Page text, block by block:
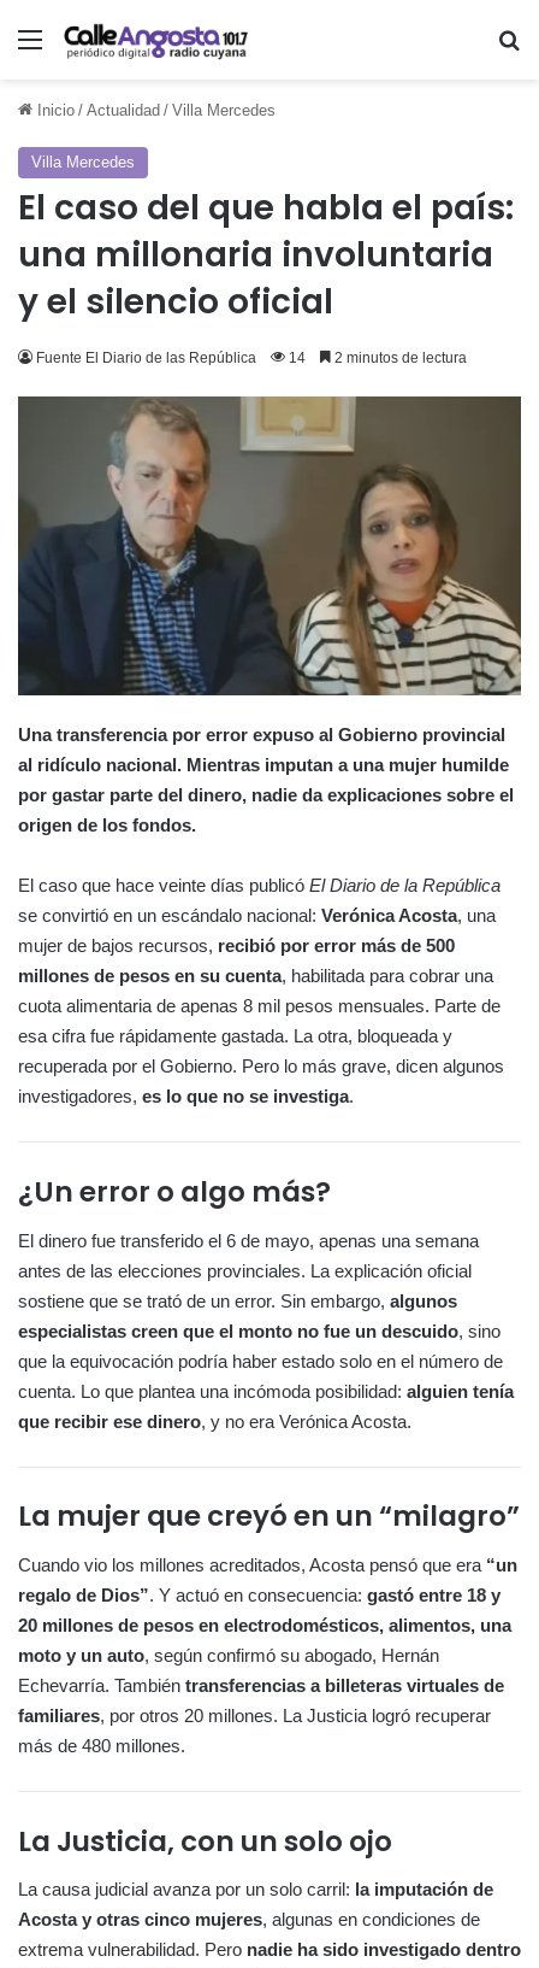
Menú
Inicio / Actualidad / Villa Mercedes
Villa Mercedes
El caso del que habla el país:
una millonaria involuntaria
y el silencio oficial
Fuente El Diario de las República 14 2 minutos de lectura
Una transferencia por error expuso al Gobierno provincial
al ridículo nacional. Mientras imputan a una mujer humilde
por gastar parte del dinero, nadie da explicaciones sobre el
origen de los fondos.
El caso que hace veinte días publicó El Diario de la República
se convirtió en un escándalo nacional: Verónica Acosta, una
mujer de bajos recursos, recibió por error más de 500
millones de pesos en su cuenta, habilitada para cobrar una
cuota alimentaria de apenas 8 mil pesos mensuales. Parte de
esa cifra fue rápidamente gastada. La otra, bloqueada y
recuperada por el Gobierno. Pero lo más grave, dicen algunos
investigadores, es lo que no se investiga.
¿Un error o algo más?
El dinero fue transferido el 6 de mayo, apenas una semana
antes de las elecciones provinciales. La explicación oficial
sostiene que se trató de un error. Sin embargo, algunos
especialistas creen que el monto no fue un descuido, sino
que la equivocación podría haber estado solo en el número de
cuenta. Lo que plantea una incómoda posibilidad: alguien tenía
que recibir ese dinero, y no era Verónica Acosta.
La mujer que creyó en un “milagro”
Cuando vio los millones acreditados, Acosta pensó que era “un
regalo de Dios”. Y actuó en consecuencia: gastó entre 18 y
20 millones de pesos en electrodomésticos, alimentos, una
moto y un auto, según confirmó su abogado, Hernán
Echevarría. También transferencias a billeteras virtuales de
familiares, por otros 20 millones. La Justicia logró recuperar
más de 480 millones.
La Justicia, con un solo ojo
La causa judicial avanza por un solo carril: la imputación de
Acosta y otras cinco mujeres, algunas en condiciones de
extrema vulnerabilidad. Pero nadie ha sido investigado dentro